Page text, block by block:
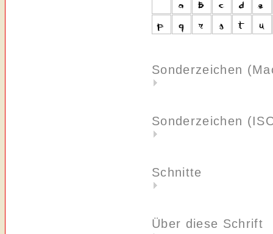
Sonderzeichen
Sonderzeichen
Schnitte
Über diese Schrift